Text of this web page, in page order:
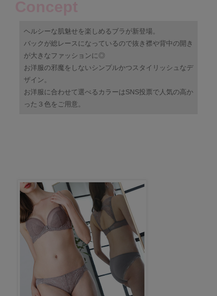
ヘルシーな肌魅せを楽しめるブラが新登場。
バックが総レースになっているので抜き襟や背中の開き
が大きなファッションに◎
お洋服の邪魔をしないシンプルかつスタイリッシュなデ
ザイン。
お洋服に合わせて選べるカラーはSNS投票で人気の高か
った３色をご用意。